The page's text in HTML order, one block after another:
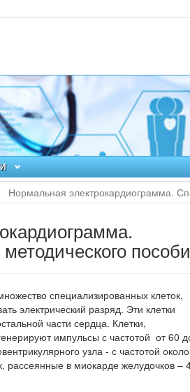
Нормальная электрокардиограмма.
специализированных клеток,
электрический разряд. Эти клетки
части сердца. Клетки,
импульсы с частотой от 60
узла - с частотой
рассеянные в миокарде желудочков –